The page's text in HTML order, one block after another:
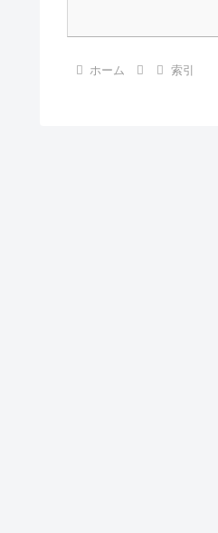
ホーム 索引